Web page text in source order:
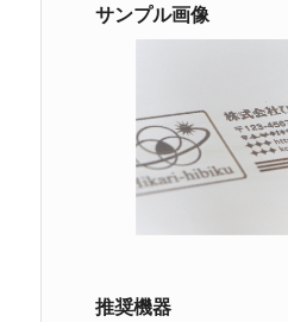
サンプル画像
推奨機器